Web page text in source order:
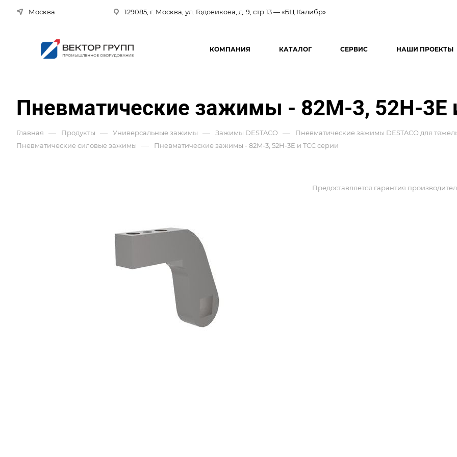
Москва 129085, г. Москва, ул. Годовикова, д. 9, стр.13 — «БЦ Калибр»
КОМПАНИЯ КАТАЛОГ СЕРВИС НАШИ ПРОЕКТЫ
Пневматические зажимы - 82M-3, 52H-3E
Главная — Продукты — Универсальные зажимы — Зажимы DESTACO — Пневматические зажимы DESTACO для
Пневматические силовые зажимы — Пневматические зажимы - 82M-3, 52H-3E и TCC серии
Предоставляется гарантия